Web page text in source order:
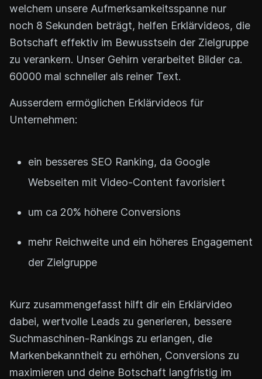
welchem unsere Aufmerksamkeitsspanne nur
noch 8 Sekunden beträgt, helfen Erklärvideos, die
Botschaft effektiv im Bewusstsein der Zielgruppe
zu verankern. Unser Gehirn verarbeitet Bilder ca.
60000 mal schneller als reiner Text.
Ausserdem ermöglichen Erklärvideos für
Unternehmen:
ein besseres SEO Ranking, da Google
Webseiten mit Video-Content favorisiert
um ca 20% höhere Conversions
mehr Reichweite und ein höheres Engagement
der Zielgruppe
Kurz zusammengefasst hilft dir ein Erklärvideo
dabei, wertvolle Leads zu generieren, bessere
Suchmaschinen-Rankings zu erlangen, die
Markenbekanntheit zu erhöhen, Conversions zu
maximieren und deine Botschaft langfristig im